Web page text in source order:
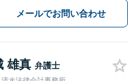
メールでお問い合わせ
雄真 弁護士